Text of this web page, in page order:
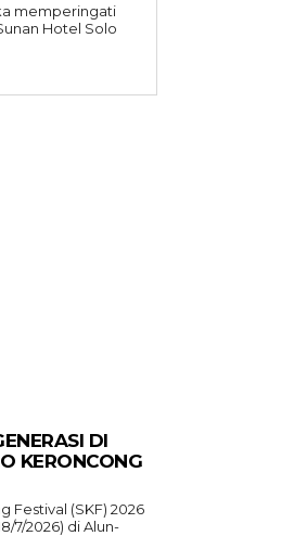
memperingati
Hotel Solo
DI
KERONCONG
Festival (SKF) 2026
7/2026) di Alun-